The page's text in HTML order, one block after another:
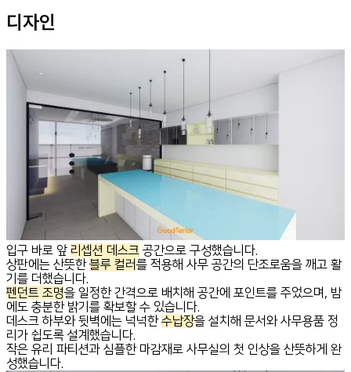
디자인
입구 바로 앞 리셉션 데스크 공간으로 구성했습니다.
상판에는 산뜻한블루 컬러를 적용해 사무 공간의 단조로움을 깨고 활
기를 더했습니다.
펜던트 조명을 일정한 간격으로 배치해 공간에 포인트를 주었으며, 밤
에도 충분한 밝기를 확보할 수 있습니다.
데스크 하부와 뒷벽에는 넉넉한수납장을 설치해 문서와 사무용품 정
리가 쉽도록 설계했습니다.
작은 유리 파티션과 심플한 마감재로 사무실의 첫 인상을 산뜻하게 완
성했습니다.